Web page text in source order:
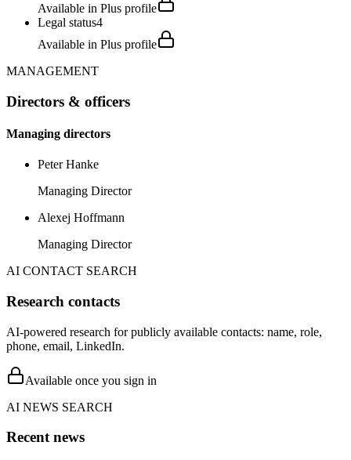
Available in Plus profile
Legal status4
Available in Plus profile
MANAGEMENT
Directors & officers
Managing directors
Peter Hanke
Managing Director
Alexej Hoffmann
Managing Director
AI CONTACT SEARCH
Research contacts
AI-powered research for publicly available contacts: name, role,
phone, email, LinkedIn.
Available once you sign in
AI NEWS SEARCH
Recent news